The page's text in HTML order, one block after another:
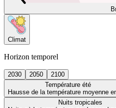
Climat
Horizon temporel
2030 2050
2100
Température été
Hausse de la température moyenne
Nuits tropicales